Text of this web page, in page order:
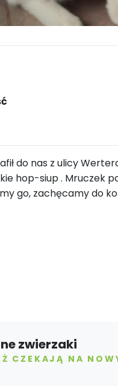
do nas z ulicy
hop-siup . Mruczek
go, zachęcamy do
zwierzaki
CZEKAJĄ NA